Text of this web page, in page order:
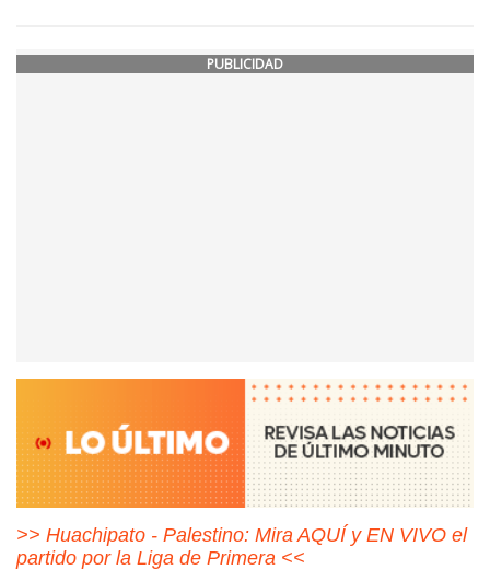
PUBLICIDAD
>> Huachipato - Palestino: Mira AQUÍ y EN VIVO el
partido por la Liga de Primera <<